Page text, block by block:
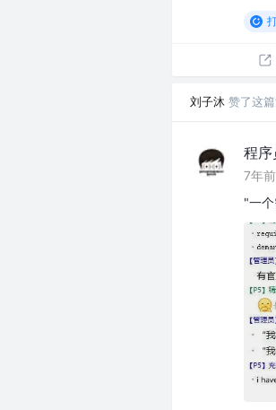
刘子沐 赞了这
程序
7年前
"一